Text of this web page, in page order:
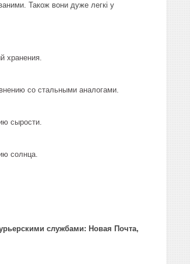
Також вони дуже легкі у
хранения.
со стальными аналогами.
сырости.
солнца.
службами: Новая Почта,